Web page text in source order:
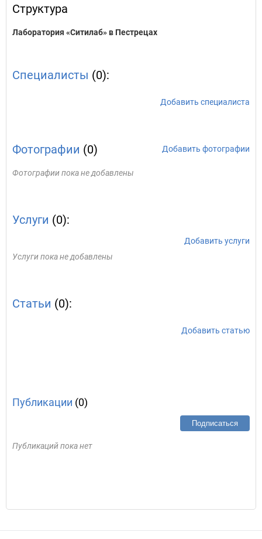
Структура
Лаборатория «Ситилаб» в Пестрецах
Специалисты (0):
Добавить специалиста
Фотографии (0) Добавить фотографии
Фотографии пока не добавлены
Услуги (0):
Добавить услуги
Услуги пока не добавлены
Статьи (0):
Добавить статью
Публикации (0)
Подписаться
Публикаций пока нет